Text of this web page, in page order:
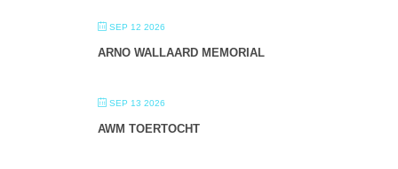
SEP 12 2026
ARNO WALLAARD MEMORIAL
SEP 13 2026
AWM TOERTOCHT